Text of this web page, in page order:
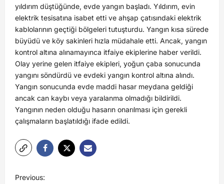
yıldırım düştüğünde, evde yangın başladı. Yıldırım, evin
elektrik tesisatına isabet etti ve ahşap çatısındaki elektrik
kablolarının geçtiği bölgeleri tutuşturdu. Yangın kısa sürede
büyüdü ve köy sakinleri hızla müdahale etti. Ancak, yangın
kontrol altına alınamayınca itfaiye ekiplerine haber verildi.
Olay yerine gelen itfaiye ekipleri, yoğun çaba sonucunda
yangını söndürdü ve evdeki yangın kontrol altına alındı.
Yangın sonucunda evde maddi hasar meydana geldiği
ancak can kaybı veya yaralanma olmadığı bildirildi.
Yangının neden olduğu hasarın onarılması için gerekli
çalışmaların başlatıldığı ifade edildi.
Previous: